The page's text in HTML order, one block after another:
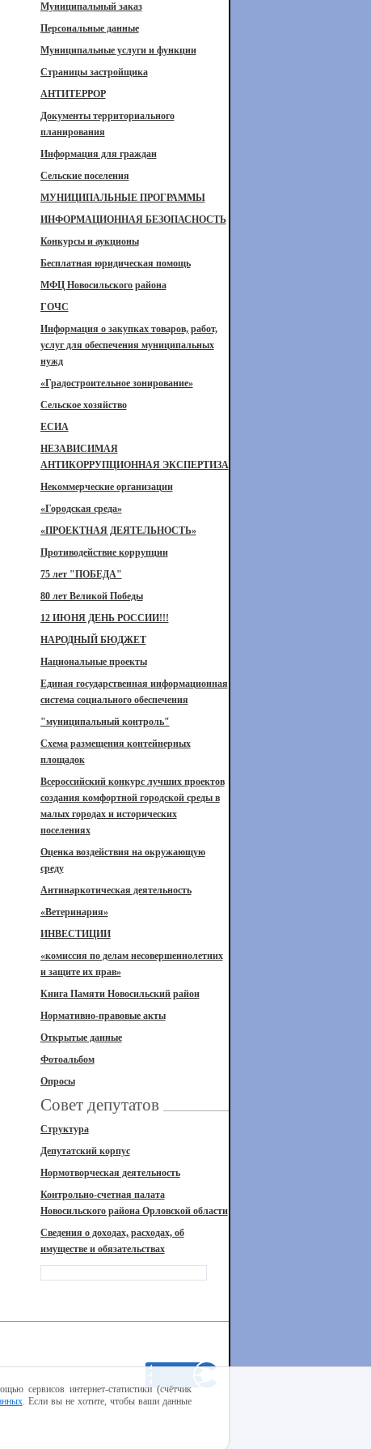
Муниципальный заказ
Персональные данные
Муниципальные услуги и функции
Страницы застройщика
АНТИТЕРРОР
Документы территориального
планирования
Информация для граждан
Сельские поселения
МУНИЦИПАЛЬНЫЕ ПРОГРАММЫ
ИНФОРМАЦИОННАЯ БЕЗОПАСНОСТЬ
Конкурсы и аукционы
Бесплатная юридическая помощь
МФЦ Новосильского района
ГОЧС
Информация о закупках товаров, работ,
услуг для обеспечения муниципальных
нужд
«Градостроительное зонирование»
Сельское хозяйство
ЕСИА
НЕЗАВИСИМАЯ
АНТИКОРРУПЦИОННАЯ ЭКСПЕРТИЗА
Некоммерческие организации
«Городская среда»
«ПРОЕКТНАЯ ДЕЯТЕЛЬНОСТЬ»
Противодействие коррупции
75 лет "ПОБЕДА"
80 лет Великой Победы
12 ИЮНЯ ДЕНЬ РОССИИ!!!
НАРОДНЫЙ БЮДЖЕТ
Национальные проекты
Единая государственная информационная
система социального обеспечения
"муниципальный контроль"
Схема размещения контейнерных
площадок
Всероссийский конкурс лучших проектов
создания комфортной городской среды в
малых городах и исторических
поселениях
Оценка воздействия на окружающую
среду
Антинаркотическая деятельность
«Ветеринария»
ИНВЕСТИЦИИ
«комиссия по делам несовершеннолетних
и защите их прав»
Книга Памяти Новосильский район
Нормативно-правовые акты
Открытые данные
Фотоальбом
Опросы
Совет депутатов
Структура
Депутатский корпус
Нормотворческая деятельность
Контрольно-счетная палата
Новосильского района Орловской области
Сведения о доходах, расходах, об
имуществе и обязательствах
сервисов интернет-статистики (счётчик
. Если вы не хотите, чтобы ваши данные